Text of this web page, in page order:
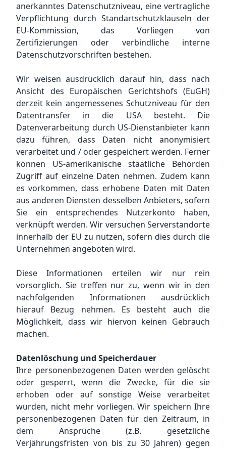
anerkanntes Datenschutzniveau, eine vertragliche
Verpflichtung durch Standartschutzklauseln der
EU-Kommission, das Vorliegen von
Zertifizierungen oder verbindliche interne
Datenschutzvorschriften bestehen.
Wir weisen ausdrücklich darauf hin, dass nach
Ansicht des Europäischen Gerichtshofs (EuGH)
derzeit kein angemessenes Schutzniveau für den
Datentransfer in die USA besteht. Die
Datenverarbeitung durch US-Dienstanbieter kann
dazu führen, dass Daten nicht anonymisiert
verarbeitet und / oder gespeichert werden. Ferner
können US-amerikanische staatliche Behörden
Zugriff auf einzelne Daten nehmen. Zudem kann
es vorkommen, dass erhobene Daten mit Daten
aus anderen Diensten desselben Anbieters, sofern
Sie ein entsprechendes Nutzerkonto haben,
verknüpft werden. Wir versuchen Serverstandorte
innerhalb der EU zu nutzen, sofern dies durch die
Unternehmen angeboten wird.
Diese Informationen erteilen wir nur rein
vorsorglich. Sie treffen nur zu, wenn wir in den
nachfolgenden Informationen ausdrücklich
hierauf Bezug nehmen. Es besteht auch die
Möglichkeit, dass wir hiervon keinen Gebrauch
machen.
Datenlöschung und Speicherdauer
Ihre personenbezogenen Daten werden gelöscht
oder gesperrt, wenn die Zwecke, für die sie
erhoben oder auf sonstige Weise verarbeitet
wurden, nicht mehr vorliegen. Wir speichern Ihre
personenbezogenen Daten für den Zeitraum, in
dem Ansprüche (z.B. gesetzliche
Verjährungsfristen von bis zu 30 Jahren) gegen